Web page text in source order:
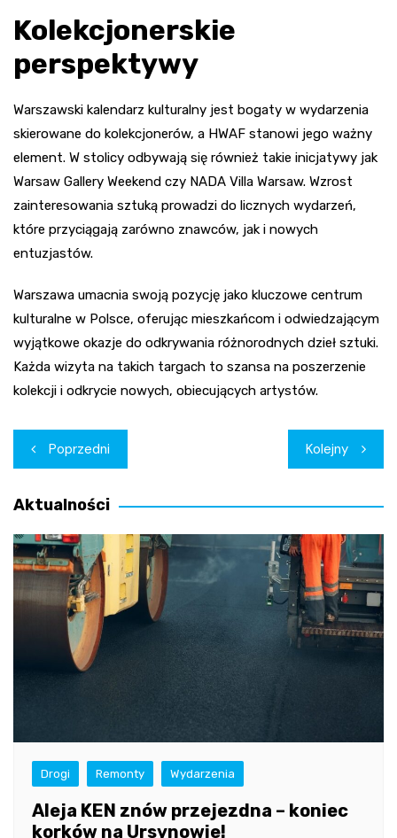
Kolekcjonerskie
perspektywy
Warszawski kalendarz kulturalny jest bogaty w wydarzenia
skierowane do kolekcjonerów, a HWAF stanowi jego ważny
element. W stolicy odbywają się również takie inicjatywy jak
Warsaw Gallery Weekend czy NADA Villa Warsaw. Wzrost
zainteresowania sztuką prowadzi do licznych wydarzeń,
które przyciągają zarówno znawców, jak i nowych
entuzjastów.
Warszawa umacnia swoją pozycję jako kluczowe centrum
kulturalne w Polsce, oferując mieszkańcom i odwiedzającym
wyjątkowe okazje do odkrywania różnorodnych dzieł sztuki.
Każda wizyta na takich targach to szansa na poszerzenie
kolekcji i odkrycie nowych, obiecujących artystów.
Nawigacja
wpisu
Poprzedni Kolejny
Aktualności
Drogi Remonty Wydarzenia
Aleja KEN znów przejezdna – koniec
korków na Ursynowie!